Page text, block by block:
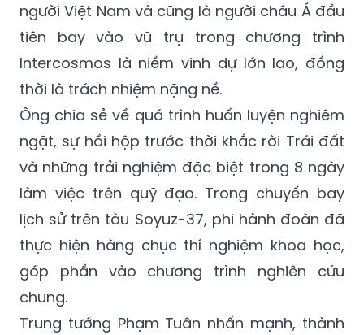
người Việt Nam và cũng là người châu Á đầu
tiên bay vào vũ trụ trong chương trình
Intercosmos là niềm vinh dự lớn lao, đồng
thời là trách nhiệm nặng nề.
Ông chia sẻ về quá trình huấn luyện nghiêm
ngặt, sự hồi hộp trước thời khắc rời Trái đất
và những trải nghiệm đặc biệt trong 8 ngày
làm việc trên quỹ đạo. Trong chuyến bay
lịch sử trên tàu Soyuz-37, phi hành đoàn đã
thực hiện hàng chục thí nghiệm khoa học,
góp phần vào chương trình nghiên cứu
chung.
Trung tướng Phạm Tuân nhấn mạnh, thành